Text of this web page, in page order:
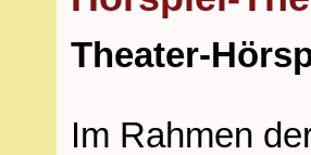
Theater-
Im Rahmen